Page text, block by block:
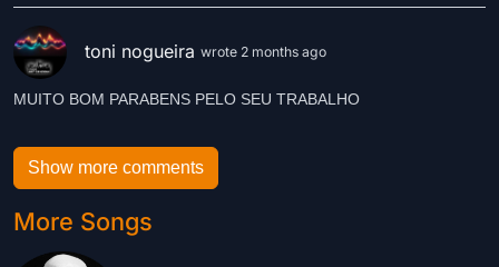
toni nogueira wrote 2 months ago
MUITO BOM PARABENS PELO SEU TRABALHO
Show more comments
More Songs